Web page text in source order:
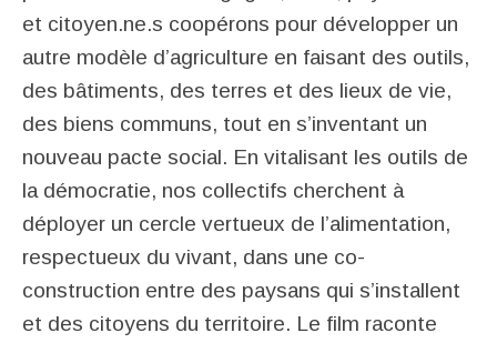
et citoyen.ne.s coopérons pour développer un
autre modèle d’agriculture en faisant des outils,
des bâtiments, des terres et des lieux de vie,
des biens communs, tout en s’inventant un
nouveau pacte social. En vitalisant les outils de
la démocratie, nos collectifs cherchent à
déployer un cercle vertueux de l’alimentation,
respectueux du vivant, dans une co-
construction entre des paysans qui s’installent
et des citoyens du territoire. Le film raconte